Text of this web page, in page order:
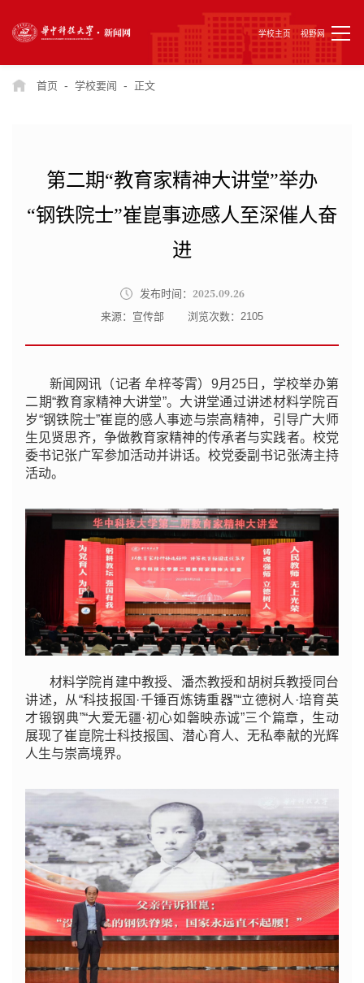
学校主页 视野网
首页 - 学校要闻 - 正文
第二期“教育家精神大讲堂”举办
“钢铁院士”崔崑事迹感人至深催人奋
进
发布时间： 2025.09.26
来源：宣传部 浏览次数： 2105
新闻网讯（记者 牟梓苓霄）9月25日，学校举办第
二期“教育家精神大讲堂”。大讲堂通过讲述材料学院百
岁“钢铁院士”崔崑的感人事迹与崇高精神，引导广大师
生见贤思齐，争做教育家精神的传承者与实践者。校党
委书记张广军参加活动并讲话。校党委副书记张涛主持
活动。
材料学院肖建中教授、潘杰教授和胡树兵教授同台
讲述，从“科技报国·千锤百炼铸重器”“立德树人·培育英
才锻钢典”“大爱无疆·初心如磐映赤诚”三个篇章，生动
展现了崔崑院士科技报国、潜心育人、无私奉献的光辉
人生与崇高境界。